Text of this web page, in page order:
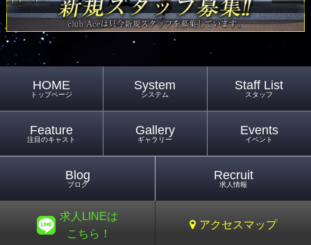
HOME
トップページ
System
システム
Staff List
スタッフ
Feature
注目のキャスト
Gallery
ギャラリー
Events
イベント
Blog
ブログ
Recruit
求人情報
求人LINEは
こちら！
アクセスマップ